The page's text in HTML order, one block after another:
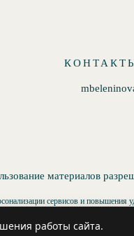
материалов
сервисов и повышения
работы сайта.